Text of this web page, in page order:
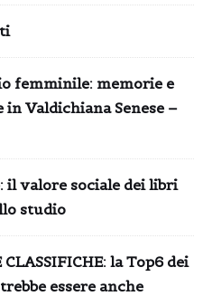
femminile: memorie e
Valdichiana Senese –
il valore sociale dei libri
studio
la Top6 dei
essere anche